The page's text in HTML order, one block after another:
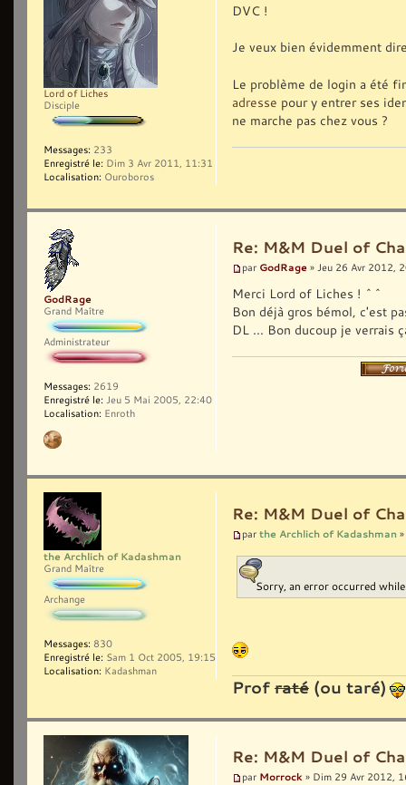
DVC !
Je veux bien évidemment
Le problème de login a été
adresse pour y entrer ses
ne marche pas chez vous ?
Lord of Liches
Disciple
Messages: 233
Enregistré le: Dim 3 Avr 2011, 11:31
Localisation: Ouroboros
Re: M&M Duel of
par GodRage » Jeu 26 Avr 2012,
Merci Lord of Liches ! ^^
Bon déjà gros bémol, c'est
DL ... Bon ducoup je verrais
GodRage
Grand Maître
Administrateur
Messages: 2619
Enregistré le: Jeu 5 Mai 2005, 22:40
Localisation: Enroth
Re: M&M Duel of
par the Archlich of Kadashman
Sorry, an error occurred
Prof raté (ou taré)
the Archlich of Kadashman
Grand Maître
Archange
Messages: 830
Enregistré le: Sam 1 Oct 2005, 19:15
Localisation: Kadashman
Re: M&M Duel of
par Morrock » Dim 29 Avr 2012,